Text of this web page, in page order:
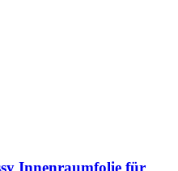
Innenraumfolie für